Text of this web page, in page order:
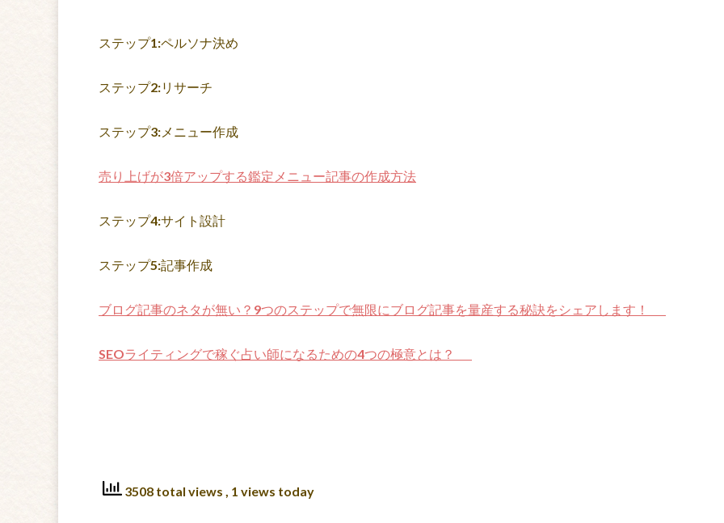
ステップ1:ペルソナ決め
ステップ2:リサーチ
ステップ3:メニュー作成
売り上げが3倍アップする鑑定メニュー記事の作成方法
ステップ4:サイト設計
ステップ5:記事作成
ブログ記事のネタが無い？ 9つのステップで無限にブログ記事を量産する秘訣をシェアします！
SEOライティングで稼ぐ占い師になるための4つの極意とは？
3508 total views , 1 views today